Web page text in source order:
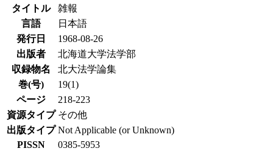
タイトル
雑報
言語
日本語
発行日
1968-08-26
出版者
北海道大学法学部
収録物名
北大法学論集
巻(号)
19(1)
ページ
218-223
資源タイプ その他
出版タイプ Not Applicable (or Unknown)
PISSN
0385-5953